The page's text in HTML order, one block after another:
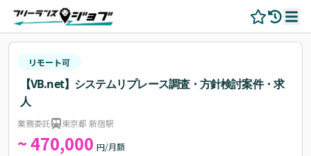
リモート可
【VB.net】システムリプレース調査・方針検討案件・求
人
業務委託 東京都 新宿駅
~ 470,000 円/月額